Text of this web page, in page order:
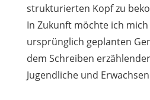
strukturierten Kopf zu
In Zukunft möchte ich
ursprünglich geplanten
dem Schreiben
Jugendliche und